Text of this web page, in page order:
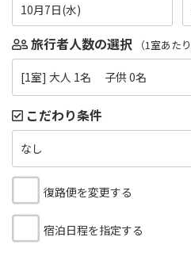
10月7日(水)
旅行者人数の選択 （1室あたり
[1室] 大人 1名 子供 0名
こだわり条件
なし
復路便を変更する
宿泊日程を指定する